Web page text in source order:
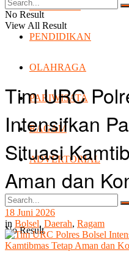
PERISTIWA
PENDIDIKAN
OLAHRAGA
PARIWISATA
RAGAM
ADVERTORIAL
No Result
No Result
View All Result
Tim URC
Intensifkan
Situasi
Aman dan
18 Juni 2026
in Bolsel, Daerah, Ragam